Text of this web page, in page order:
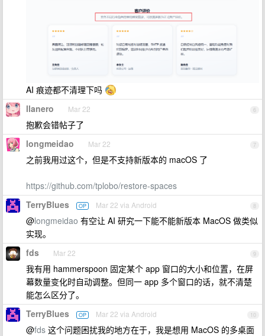
AI 痕迹都不清理下吗
6
llanero Mar 22
抱歉会错帖子了
7
longmeidao Mar 22
之前我用过这个，但是不支持新版本的 macOS 了
https://github.com/tplobo/restore-spaces
8
TerryBlues OP Mar 22 via Android
@longmeidao 有空让 AI 研究一下能不能新版本 MacOS 做类似
实现。
9
fds Mar 22
我有用 hammerspoon 固定某个 app 窗口的大小和位置，在屏
幕数量变化时自动调整。但同一 app 多个窗口的话，就不清楚
能怎么区分了。
10
TerryBlues OP Mar 22 via Android
@fds 这个问题困扰我的地方在于，我是想用 MacOS 的多桌面